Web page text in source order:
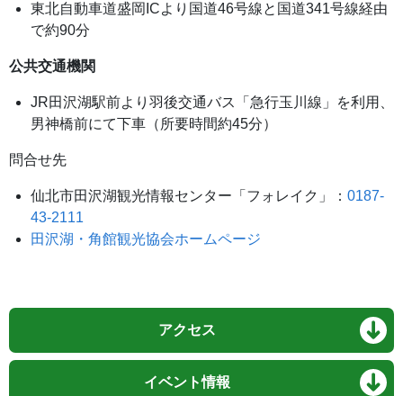
東北自動車道盛岡ICより国道46号線と国道341号線経由
で約90分
公共交通機関
JR田沢湖駅前より羽後交通バス「急行玉川線」を利用、
男神橋前にて下車（所要時間約45分）
問合せ先
仙北市田沢湖観光情報センター「フォレイク」： 0187-
43-2111
田沢湖・角館観光協会ホームページ
アクセス
イベント情報